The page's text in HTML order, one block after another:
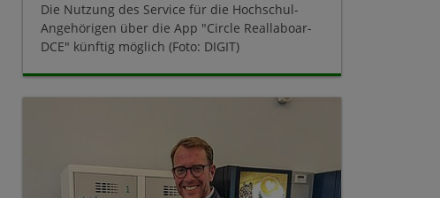
Die Nutzung des Service für die Hochschul-
Angehörigen über die App "Circle Reallaboar-
DCE" künftig möglich (Foto: DIGIT)